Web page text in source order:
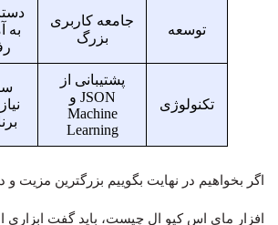
توسعه
جامعه کاربری
بزرگ
به
تکنولوژی
پشتیبانی از
JSON و
Machine
Learning
اگر بخواهیم در نهایت بگوییم بزرگترین مزیت و
افزار مای اس کیو ال چیست، باید گفت ابزاری